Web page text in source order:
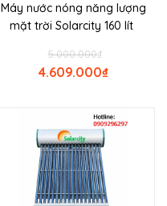
Máy nước nóng năng lượng
mặt trời Solarcity 160 lít
₫
5.000.000
₫
4.609.000